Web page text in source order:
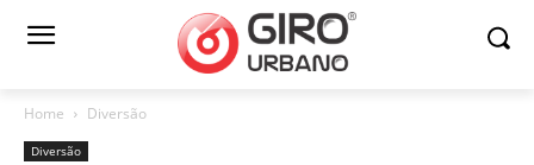
Home Diversão
Diversão